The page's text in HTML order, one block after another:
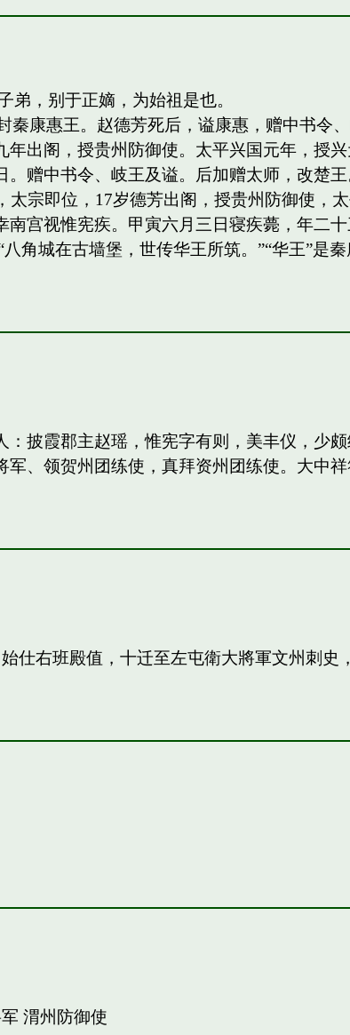
，别于正嫡，为始祖是也。
秦康惠王。赵德芳死后，谥康惠，赠中书令
出阁，授贵州防御使。太平兴国元年，授
赠中书令、岐王及谥。后加赠太师，改楚
太宗即位，17岁德芳出阁，授贵州防御使，
宫视惟宪疾。甲寅六月三日寝疾薨，年二
角城在古墙堡，世传华王所筑。”“华王”是
披霞郡主赵瑶，惟宪字有则，美丰仪，少
、领贺州团练使，真拜资州团练使。大中
仕右班殿值，十迁至左屯衛大將軍文州刺
渭州防御使